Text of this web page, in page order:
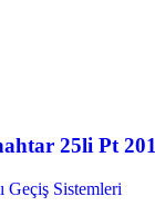
25li Pt 201
Geçiş Sistemleri